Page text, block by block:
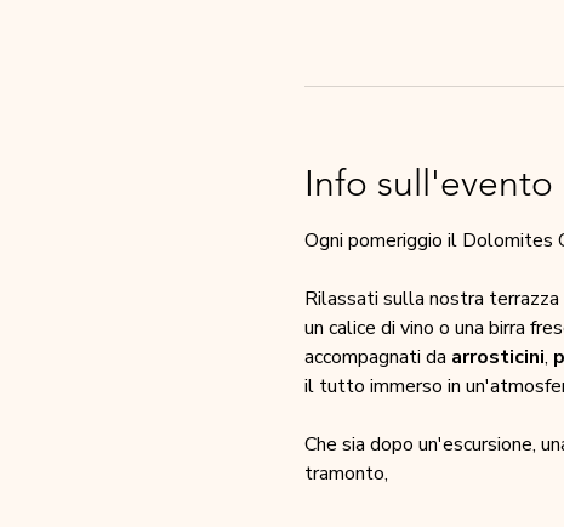
Info sull'evento
Ogni pomeriggio il Dolomites
Rilassati sulla nostra
un calice di vino o una birra
accompagnati da arrosticini,
il tutto immerso in
Che sia dopo un'escursione,
tramonto,